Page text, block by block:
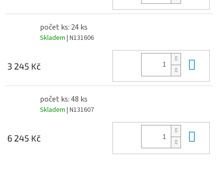
počet ks: 24 ks
Skladem | N131606
3 245 Kč
počet ks: 48 ks
Skladem | N131607
6 245 Kč